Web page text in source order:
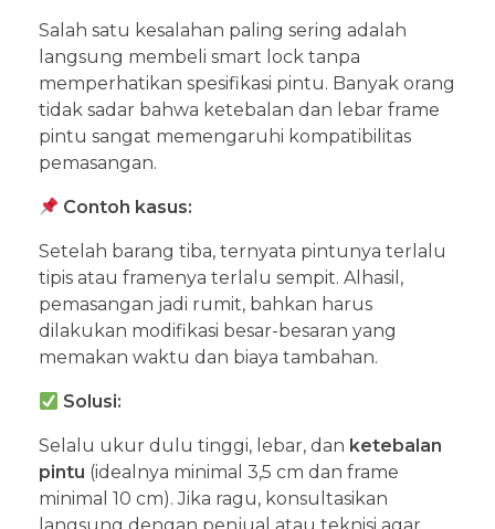
Salah satu kesalahan paling sering adalah
langsung membeli smart lock tanpa
memperhatikan spesifikasi pintu. Banyak orang
tidak sadar bahwa ketebalan dan lebar frame
pintu sangat memengaruhi kompatibilitas
pemasangan.
Contoh kasus:
Setelah barang tiba, ternyata pintunya terlalu
tipis atau framenya terlalu sempit. Alhasil,
pemasangan jadi rumit, bahkan harus
dilakukan modifikasi besar-besaran yang
memakan waktu dan biaya tambahan.
Solusi:
Selalu ukur dulu tinggi, lebar, dan ketebalan
pintu (idealnya minimal 3,5 cm dan frame
minimal 10 cm). Jika ragu, konsultasikan